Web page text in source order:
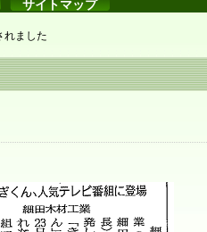
サイトマップ
れました